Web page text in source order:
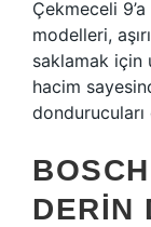
Çekmeceli
modelleri,
saklamak için
hacim
DERIN